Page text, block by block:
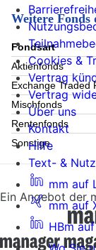
Weitere
Fondsart
Aktienfonds
Exchange Traded
Mischfonds
Rentenfonds
Sonstige
Ein Angebot der
Cookies &
Vertrag
Vertrag
Über uns
Kontakt
Hilfe
Text- &
mm auf
mm auf
HBm